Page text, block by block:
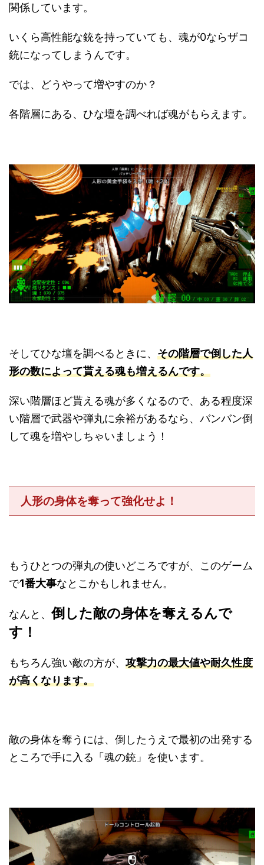
関係しています。
いくら高性能な銃を持っていても、魂が0ならザコ
銃になってしまうんです。
では、どうやって増やすのか？
各階層にある、ひな壇を調べれば魂がもらえます。
そしてひな壇を調べるときに、 その階層で倒した人
形の数によって貰える魂も増えるんです。
深い階層ほど貰える魂が多くなるので、ある程度深
い階層で武器や弾丸に余裕があるなら、バンバン倒
して魂を増やしちゃいましょう！
人形の身体を奪って強化せよ！
もうひとつの弾丸の使いどころですが、このゲーム
で1番大事なとこかもしれません。
なんと、倒した敵の身体を奪えるんで
す！
もちろん強い敵の方が、 攻撃力の最大値や耐久性度
が高くなります。
敵の身体を奪うには、倒したうえで最初の出発する
ところで手に入る「魂の銃」を使います。